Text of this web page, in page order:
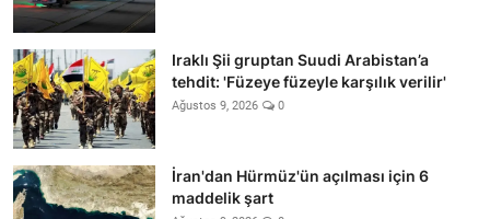
Iraklı Şii gruptan Suudi Arabistan’a
tehdit: 'Füzeye füzeyle karşılık verilir'
Ağustos 9, 2026 0
İran'dan Hürmüz'ün açılması için 6
maddelik şart